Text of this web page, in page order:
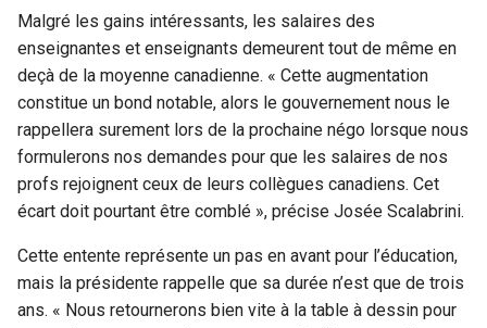
Malgré les gains intéressants, les salaires des
enseignantes et enseignants demeurent tout de même en
deçà de la moyenne canadienne. « Cette augmentation
constitue un bond notable, alors le gouvernement nous le
rappellera surement lors de la prochaine négo lorsque nous
formulerons nos demandes pour que les salaires de nos
profs rejoignent ceux de leurs collègues canadiens. Cet
écart doit pourtant être comblé », précise Josée Scalabrini.
Cette entente représente un pas en avant pour l’éducation,
mais la présidente rappelle que sa durée n’est que de trois
ans. « Nous retournerons bien vite à la table à dessin pour